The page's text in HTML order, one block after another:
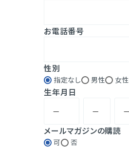
お電話番号
性別
指定なし 男性 女性
生年月日
メールマガジンの購読
可
否